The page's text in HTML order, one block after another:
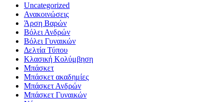
Uncategorized
Ανακοινώσεις
Άρση Βαρών
Βόλει Ανδρών
Βόλει Γυναικών
Δελτία Τύπου
Κλασική Κολύμβηση
Μπάσκετ
Μπάσκετ ακαδημίες
Μπάσκετ Ανδρών
Μπάσκετ Γυναικών